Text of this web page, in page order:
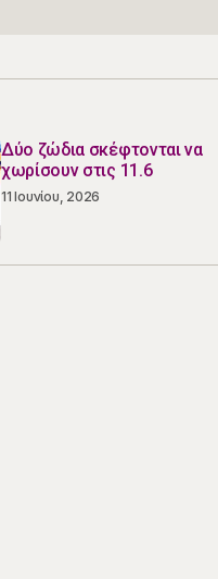
Δύο ζώδια σκέφτονται να
χωρίσουν στις 11.6
11 Ιουνίου, 2026